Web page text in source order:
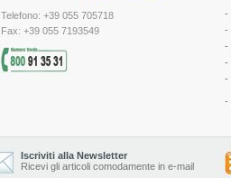
Telefono: +39 055 705718
Fax: +39 055 7193549
-
-
-
-
-
-
Iscriviti alla Newsletter
Ricevi gli articoli comodamente in e-mail